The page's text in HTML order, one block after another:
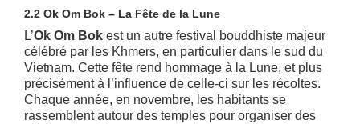
2.2 Ok Om Bok – La Fête de la Lune
L’Ok Om Bok est un autre festival bouddhiste majeur
célébré par les Khmers, en particulier dans le sud du
Vietnam. Cette fête rend hommage à la Lune, et plus
précisément à l’influence de celle-ci sur les récoltes.
Chaque année, en novembre, les habitants se
rassemblent autour des temples pour organiser des